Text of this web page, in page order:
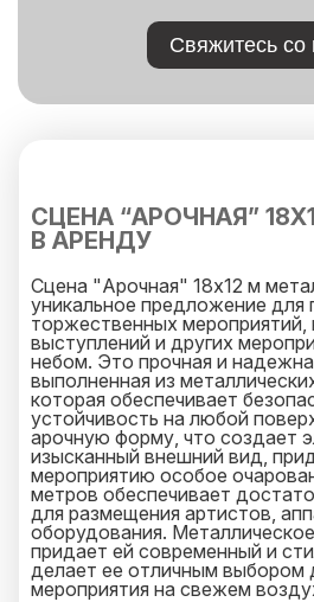
Свяжитесь со
СЦЕНА “АРОЧНАЯ”
В АРЕНДУ
Сцена "Арочная" 18х12 м
уникальное предложение для
торжественных мероприятий,
выступлений и других
небом. Это прочная и
выполненная из
которая обеспечивает
устойчивость на любой
арочную форму, что создает
изысканный внешний вид,
мероприятию особое
метров обеспечивает
для размещения артистов,
оборудования.
придает ей современный и
делает ее отличным выбором
мероприятия на свежем